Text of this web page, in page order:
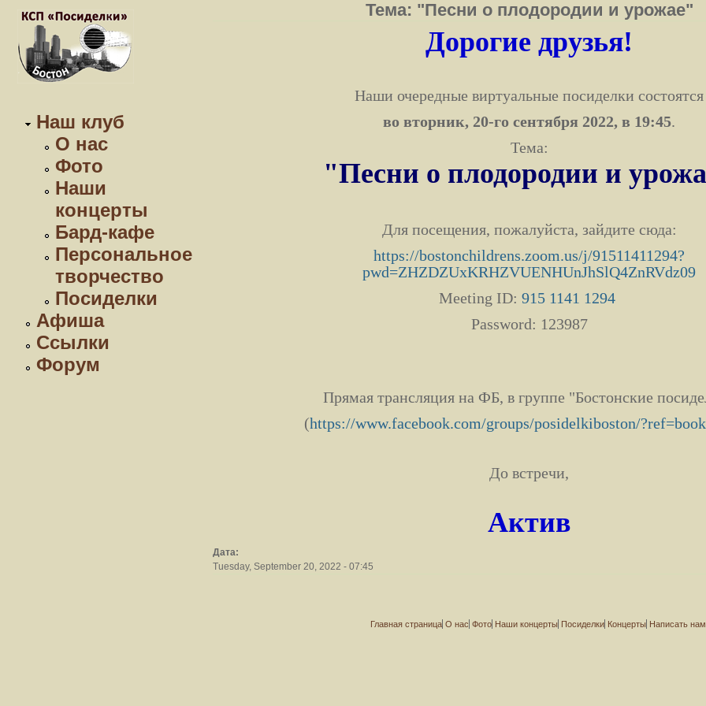
Наш клуб
О нас
Фото
Наши
концерты
Бард-кафе
Персональное
творчество
Посиделки
Афиша
Ссылки
Форум
Тема: "Песни о плодородии и урожае"
Дорогие друзья!
Наши очередные виртуальные посиделки состоятся
во вторник, 20-го сентября 2022, в 19:45.
Тема:
"Песни о плодородии и
Для посещения, пожалуйста, зайдите сюда:
https://bostonchildrens.zoom.us/j/91511411294?
pwd=ZHZDZUxKRHZVUENHUnJhSlQ4ZnRVdz09
Meeting ID:915 1141 1294
Password: 123987
Прямая трансляция на ФБ, в группе "Бостонские
(https://www.facebook.com/groups/posidelkiboston/
До встречи,
Актив
Дата:
Tuesday, September 20, 2022 - 07:45
Главная страница О нас Фото Наши концерты Посиделки Концерты Написать нам